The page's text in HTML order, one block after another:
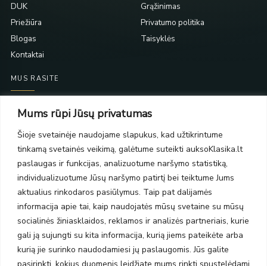
Mums rūpi Jūsų privatumas
Šioje svetainėje naudojame slapukus, kad užtikrintume
tinkamą svetainės veikimą, galėtume suteikti auksoKlasika.lt
paslaugas ir funkcijas, analizuotume naršymo statistiką,
individualizuotume Jūsų naršymo patirtį bei teiktume Jums
aktualius rinkodaros pasiūlymus. Taip pat dalijamės
informacija apie tai, kaip naudojatės mūsų svetaine su mūsų
socialinės žiniasklaidos, reklamos ir analizės partneriais, kurie
gali ją sujungti su kita informacija, kurią jiems pateikėte arba
kurią jie surinko naudodamiesi jų paslaugomis. Jūs galite
pasirinkti, kokius duomenis leidžiate mums rinkti spustelėdami
DUK
Priežiūra
Blogas
Kontaktai
Grąžinimas
Privatumo politika
Taisyklės
MUS RASITE
Taikos pr. 139
PC Molas, Klaipėda
Taikos pr. 141
PC BIG 2, Klaipėda
Šilutės pl. 35
PC Banginis, Klaipėda
NAUJIENLAIŠKIS
Prenumeruokite ir gaukite pasiūlymus, naujienas bei riboto
leidimo kolekcijas.